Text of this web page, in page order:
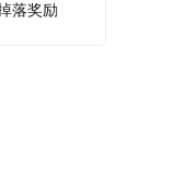
落奖励